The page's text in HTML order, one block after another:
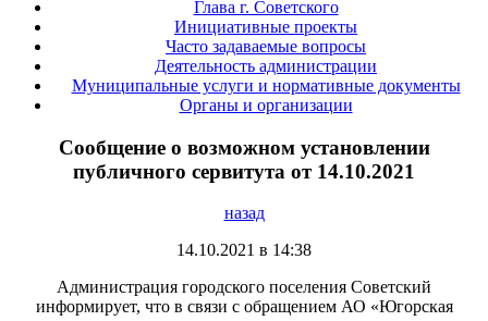
Глава г. Советского
Инициативные проекты
Часто задаваемые вопросы
Деятельность администрации
Муниципальные услуги и нормативные документы
Органы и организации
Сообщение о возможном установлении
публичного сервитута от 14.10.2021
назад
14.10.2021 в 14:38
Администрация городского поселения Советский
информирует, что в связи с обращением АО «Югорская